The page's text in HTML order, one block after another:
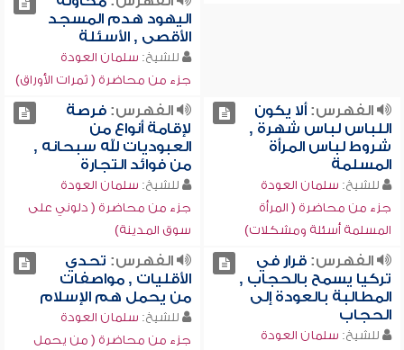
اليهود هدم المسجد
الأقصى , الأسئلة
للشيخ: سلمان العودة
جزء من محاضرة ( ثمرات الأوراق)
الفهرس:ألا يكون
اللباس لباس شهرة ,
شروط لباس المرأة
المسلمة
للشيخ: سلمان العودة
جزء من محاضرة ( المرأة
المسلمة أسئلة ومشكلات)
الفهرس:فرصة
لإقامة أنواع من
العبوديات لله سبحانه ,
من فوائد التجارة
للشيخ: سلمان العودة
جزء من محاضرة ( دلوني على
سوق المدينة)
الفهرس:قرار في
تركيا يسمح بالحجاب ,
المطالبة بالعودة إلى
الحجاب
للشيخ: سلمان العودة
الفهرس: تحدي
الأقليات , مواصفات
من يحمل هم الإسلام
للشيخ: سلمان العودة
جزء من محاضرة ( من يحمل